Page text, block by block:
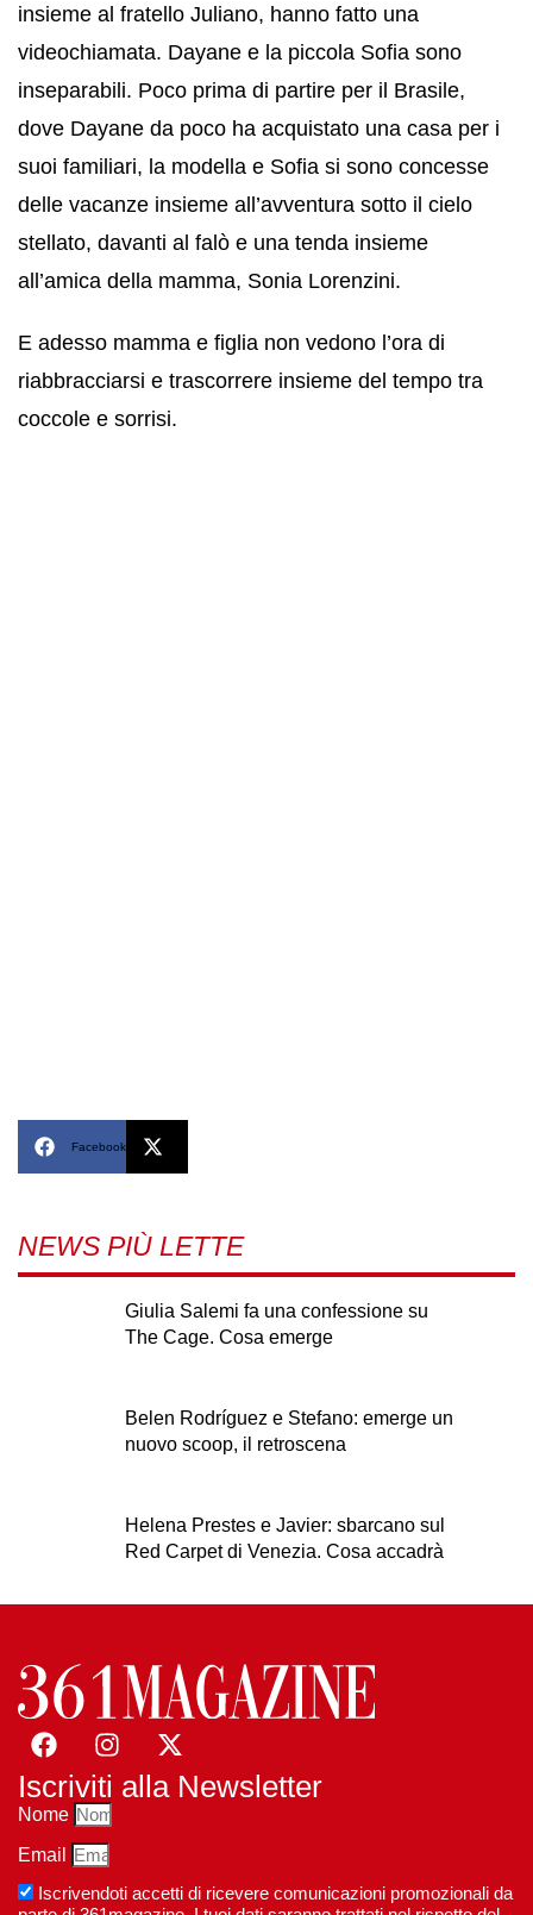
insieme al fratello Juliano, hanno fatto una
videochiamata. Dayane e la piccola Sofia sono
inseparabili. Poco prima di partire per il Brasile,
dove Dayane da poco ha acquistato una casa per i
suoi familiari, la modella e Sofia si sono concesse
delle vacanze insieme all’avventura sotto il cielo
stellato, davanti al falò e una tenda insieme
all’amica della mamma, Sonia Lorenzini.
E adesso mamma e figlia non vedono l’ora di
riabbracciarsi e trascorrere insieme del tempo tra
coccole e sorrisi.
Facebook
NEWS PIÙ LETTE
Giulia Salemi fa una confessione su
The Cage. Cosa emerge
Belen Rodríguez e Stefano: emerge un
nuovo scoop, il retroscena
Helena Prestes e Javier: sbarcano sul
Red Carpet di Venezia. Cosa accadrà
Iscriviti alla Newsletter
Nome
Email
Iscrivendoti accetti di ricevere comunicazioni promozionali da